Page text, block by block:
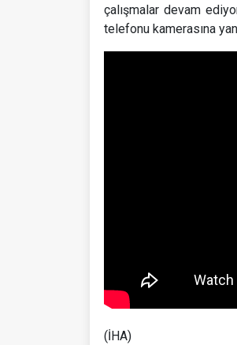
çalışmalar devam
telefonu kamerasına
(İHA)